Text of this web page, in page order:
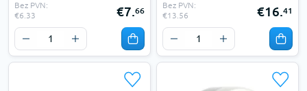
Bez PVN:
€6.33
€7.66
Bez PVN:
€13.56
€16.41